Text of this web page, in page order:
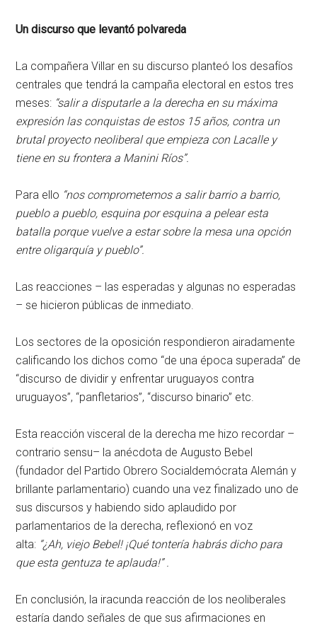
Un discurso que levantó polvareda
La compañera Villar en su discurso planteó los desafíos
centrales que tendrá la campaña electoral en estos tres
meses: “salir a disputarle a la derecha en su máxima
expresión las conquistas de estos 15 años, contra un
brutal proyecto neoliberal que empieza con Lacalle y
tiene en su frontera a Manini Ríos”.
Para ello “nos comprometemos a salir barrio a barrio,
pueblo a pueblo, esquina por esquina a pelear esta
batalla porque vuelve a estar sobre la mesa una opción
entre oligarquía y pueblo”.
Las reacciones – las esperadas y algunas no esperadas
– se hicieron públicas de inmediato.
Los sectores de la oposición respondieron airadamente
calificando los dichos como “de una época superada” de
“discurso de dividir y enfrentar uruguayos contra
uruguayos”, “panfletarios”, “discurso binario” etc.
Esta reacción visceral de la derecha me hizo recordar –
contrario sensu– la anécdota de Augusto Bebel
(fundador del Partido Obrero Socialdemócrata Alemán y
brillante parlamentario) cuando una vez finalizado uno de
sus discursos y habiendo sido aplaudido por
parlamentarios de la derecha, reflexionó en voz
alta: “¿Ah, viejo Bebel! ¡Qué tontería habrás dicho para
que esta gentuza te aplauda!” .
En conclusión, la iracunda reacción de los neoliberales
estaría dando señales de que sus afirmaciones en